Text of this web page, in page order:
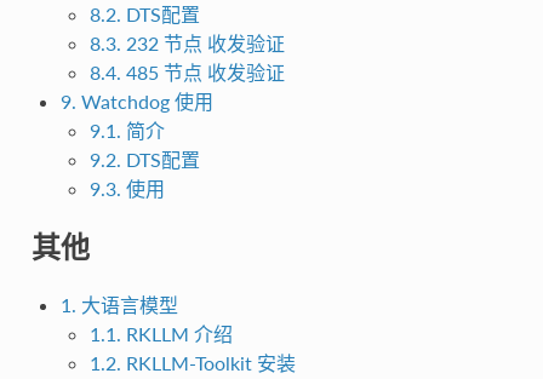
8.2. DTS配置
8.3. 232 节点 收发验证
8.4. 485 节点 收发验证
9. Watchdog 使用
9.1. 简介
9.2. DTS配置
9.3. 使用
其他
1. 大语言模型
1.1. RKLLM 介绍
1.2. RKLLM-Toolkit 安装